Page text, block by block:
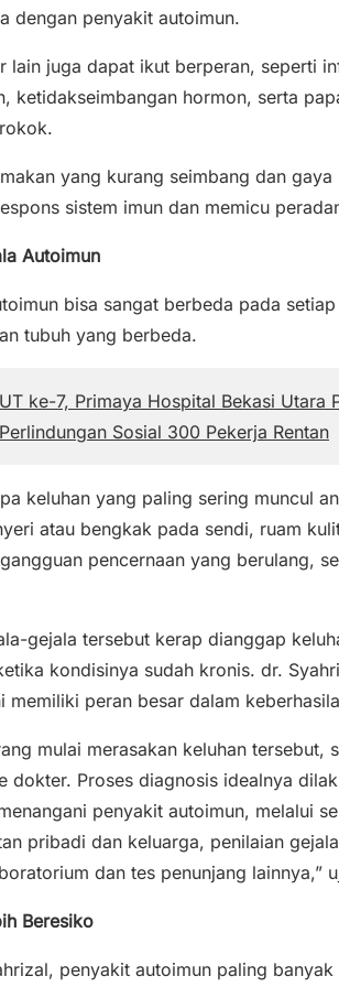
dengan penyakit autoimun.
lain juga dapat ikut berperan, seperti
ketidakseimbangan hormon, serta
yang kurang seimbang dan
sistem imun dan memicu
Autoimun
bisa sangat berbeda pada
tubuh yang berbeda.
ke-7, Primaya Hospital Bekasi Utara
Sosial 300 Pekerja Rentan
keluhan yang paling sering muncul
atau bengkak pada sendi, ruam
pencernaan yang berulang,
gejala tersebut kerap dianggap
kondisinya sudah kronis. dr.
memiliki peran besar dalam
mulai merasakan keluhan tersebut,
dokter. Proses diagnosis idealnya
penyakit autoimun, melalui
pribadi dan keluarga, penilaian
dan tes penunjang lainnya,”
Beresiko
penyakit autoimun paling